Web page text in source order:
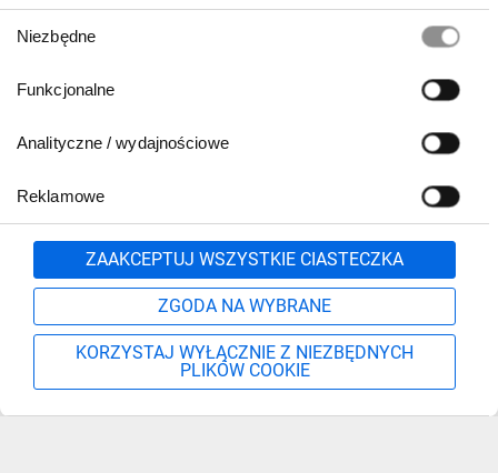
zgody
Niezbędne
Funkcjonalne
Analityczne / wydajnościowe
Reklamowe
ZAAKCEPTUJ WSZYSTKIE CIASTECZKA
ZGODA NA WYBRANE
KORZYSTAJ WYŁĄCZNIE Z NIEZBĘDNYCH
PLIKÓW COOKIE